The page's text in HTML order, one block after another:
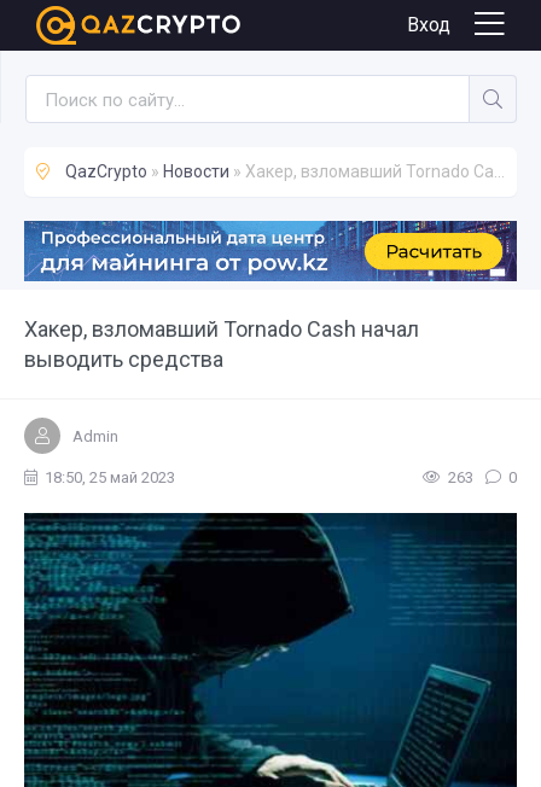
Вход
QazCrypto » Новости » Хакер, взломавший Tornado Cash начал выводить средства
Хакер, взломавший Tornado Cash начал
выводить средства
Новости
Admin
18:50, 25 май 2023 263 0